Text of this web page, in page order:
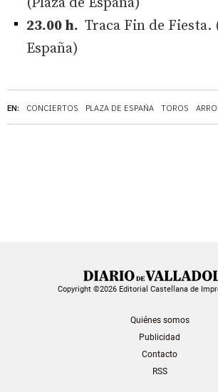
EN: CONCIERTOS PLAZA DE ESPAÑA TOROS
23.00 h. Traca Fin de Fiesta.
España)
Copyright ©2026 Editorial Castellana de
Quiénes somos
Publicidad
Contacto
RSS